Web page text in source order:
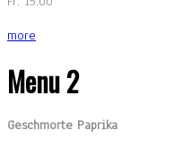
more
Menu 2
Geschmorte Paprika